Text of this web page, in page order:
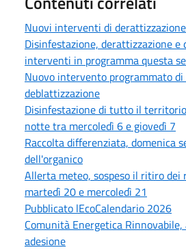
Nuovi interventi di
Disinfestazione, derattizzazione
interventi in programma questa
Nuovo intervento programmato
deblattizzazione
Disinfestazione di tutto il
notte tra mercoledì 6 e giovedì 7
Raccolta differenziata, domenica
dell'organico
Allerta meteo, sospeso il ritiro
martedì 20 e mercoledì 21
Pubblicato lEcoCalendario 2026
Comunità Energetica
adesione